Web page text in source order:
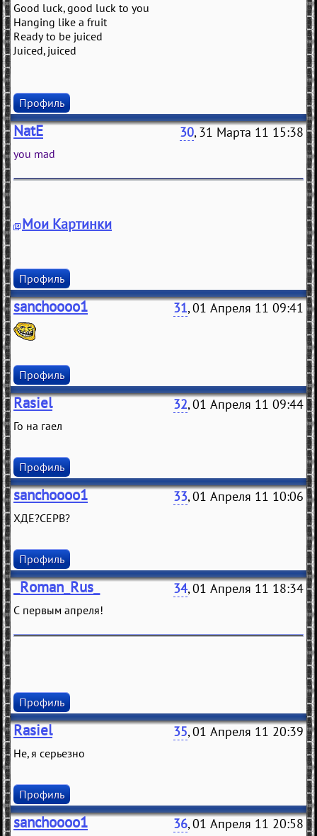
Good luck, good luck to you
Hanging like a fruit
Ready to be juiced
Juiced, juiced
Профиль
NatE 30, 31 Марта 11 15:38
you mad
Мои Картинки
Профиль
sanchoooo1 31, 01 Апреля 11 09:41
Профиль
Rasiel 32, 01 Апреля 11 09:44
Го на гаел
Профиль
sanchoooo1 33, 01 Апреля 11 10:06
ХДЕ?СЕРВ?
Профиль
_Roman_Rus_ 34, 01 Апреля 11 18:34
С первым апреля!
Профиль
Rasiel 35, 01 Апреля 11 20:39
Не, я серьезно
Профиль
sanchoooo1 36, 01 Апреля 11 20:58